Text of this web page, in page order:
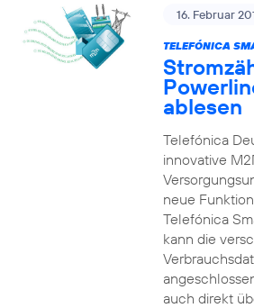
16. Februar
TELEFÓNICA
ablesen
Telefónica
innovative
neue
Telefónica
kann die
auch direkt